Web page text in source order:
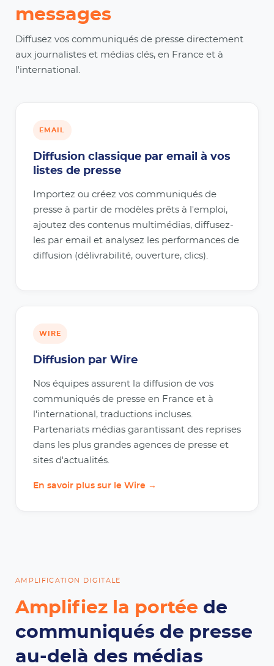
messages
Diffusez vos communiqués de presse directement
aux journalistes et médias clés, en France et à
l'international.
EMAIL
Diffusion classique par email à vos
listes de presse
Importez ou créez vos communiqués de
presse à partir de modèles prêts à l'emploi,
ajoutez des contenus multimédias, diffusez-
les par email et analysez les performances de
diffusion (délivrabilité, ouverture, clics).
WIRE
Diffusion par Wire
Nos équipes assurent la diffusion de vos
communiqués de presse en France et à
l'international, traductions incluses.
Partenariats médias garantissant des reprises
dans les plus grandes agences de presse et
sites d'actualités.
En savoir plus sur le Wire →
AMPLIFICATION DIGITALE
Amplifiez la portée de
communiqués de presse
au-delà des médias